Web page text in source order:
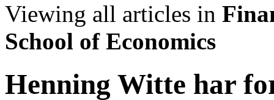
Viewing all articles in
School of Economics
Henning Witte har